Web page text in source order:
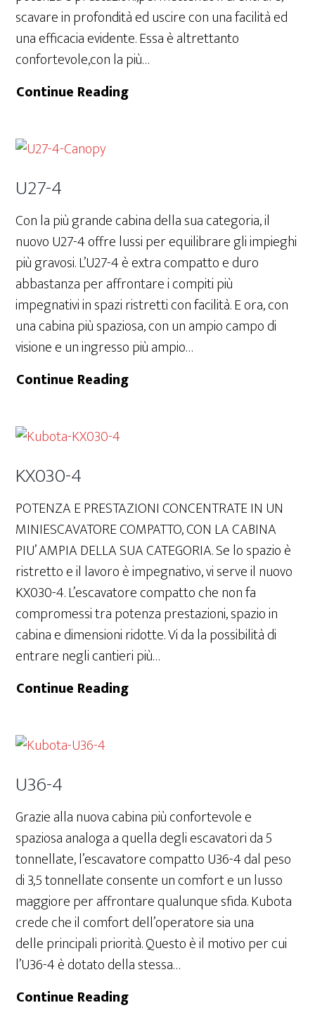
scavare in profondità ed uscire con una facilità ed
una efficacia evidente. Essa è altrettanto
confortevole,con la più…
Continue ReadingKX027-
U27-4
Con la più grande cabina della sua categoria, il
nuovo U27-4 offre lussi per equilibrare gli impieghi
più gravosi. L’U27-4 è extra compatto e duro
abbastanza per affrontare i compiti più
impegnativi in spazi ristretti con facilità. E ora, con
una cabina più spaziosa, con un ampio campo di
visione e un ingresso più ampio…
Continue ReadingU27-
KX030-4
POTENZA E PRESTAZIONI CONCENTRATE IN UN
MINIESCAVATORE COMPATTO, CON LA CABINA
PIU’ AMPIA DELLA SUA CATEGORIA. Se lo spazio è
ristretto e il lavoro è impegnativo, vi serve il nuovo
KX030-4. L’escavatore compatto che non fa
compromessi tra potenza prestazioni, spazio in
cabina e dimensioni ridotte. Vi da la possibilità di
entrare negli cantieri più…
Continue ReadingKX030-
U36-4
Grazie alla nuova cabina più confortevole e
spaziosa analoga a quella degli escavatori da 5
tonnellate, l’escavatore compatto U36-4 dal peso
di 3,5 tonnellate consente un comfort e un lusso
maggiore per affrontare qualunque sfida. Kubota
crede che il comfort dell’operatore sia una
delle principali priorità. Questo è il motivo per cui
l’U36-4 è dotato della stessa…
Continue ReadingU36-